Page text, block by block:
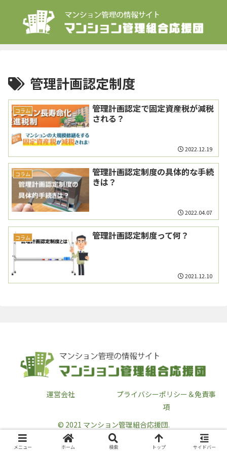
管理計画認定制度
コラム
管理計画認定で固定資産税が減税
される？
2022.12.19
コラム
管理計画認定制度の具体的な手続
きは？
2022.04.07
コラム 管理計画認定制度って何？
2021.12.10
運営会社
プライバシーポリシー＆免責事
項
© 2021 マンション管理組合応援団.
メニュー ホーム 検索 トップ サイドバー